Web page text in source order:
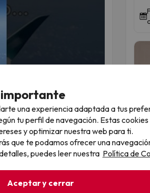
a otro ritmo.
todo el año y por ser
desconectar, disfrutar del
importante
una experiencia adaptada a tus
tu perfil de navegación. Estas cookies
y optimizar nuestra web para ti.
que te podamos ofrecer una
puedes leer nuestra Política de
Aceptar y cerrar